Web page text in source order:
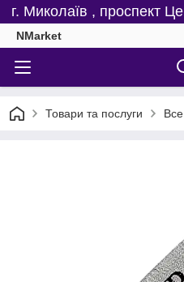
г. Миколаїв , проспект
NMarket
Товари та послуги